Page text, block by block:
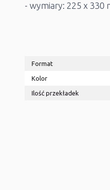
- wymiary: 225 x 330
Format
Kolor
Ilość przekładek